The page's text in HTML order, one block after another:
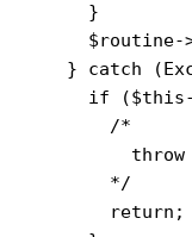
      }
$routine-
} catch
if
        /*
throw
        */
        return;